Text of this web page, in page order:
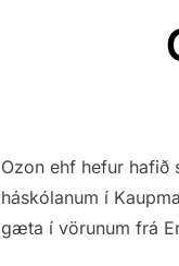
Ozon ehf hefur
háskólanum í
gæta í vörunum frá